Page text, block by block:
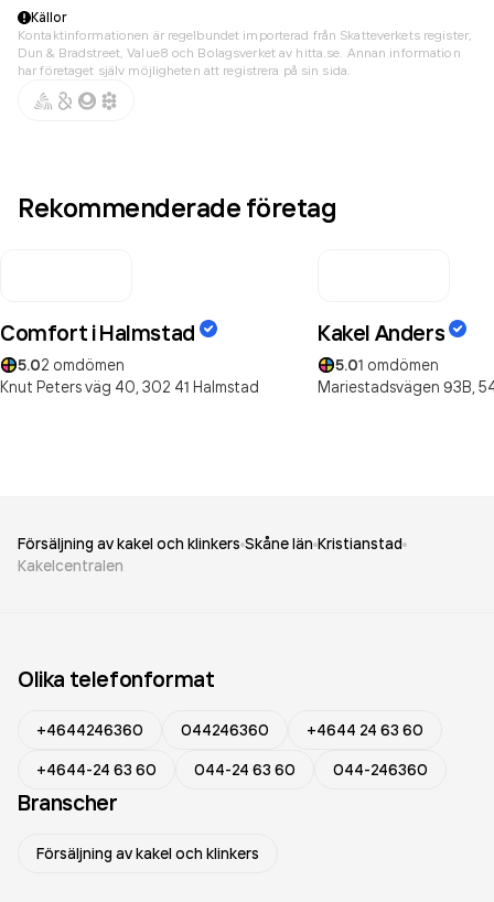
Källor
Kontaktinformationen är regelbundet importerad från Skatteverkets register,
Dun & Bradstreet, Value8 och Bolagsverket av hitta.se. Annan information
har företaget själv möjligheten att registrera på sin sida.
Rekommenderade företag
Comfort i Halmstad
5.02 omdömen
Knut Peters väg 40, 302 41 Halmstad
Kakel Anders
5.01 omdömen
Mariestadsvägen 93B,
Försäljning av kakel och klinkers Skåne län Kristianstad
Kakelcentralen
Olika telefonformat
+4644246360 044246360
+4644 24 63 60
+4644-24 63 60
044-24 63 60 044-246360
Branscher
Försäljning av kakel och klinkers